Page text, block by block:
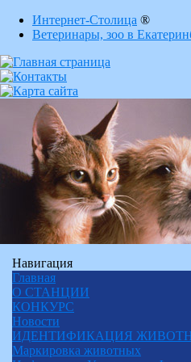
Интернет-Столица ®
Ветеринары, зоо в
Навигация
Главная
О СТАНЦИИ
КОНКУРС
Новости
ИДЕНТИФИКАЦИЯ
Маркировка животных